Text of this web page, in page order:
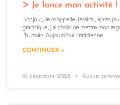
Je lance mon activité !
Bonjour, Je m’appelle Jessica , après
graphique, j’ai choisi de mettre mon
l’humain. Aujourd’hui Praticienne
CONTINUER »
31 décembre 2025 Aucun